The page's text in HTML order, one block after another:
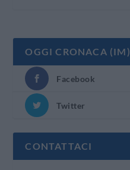
OGGI CRONACA (IM)
Facebook
Twitter
CONTATTACI